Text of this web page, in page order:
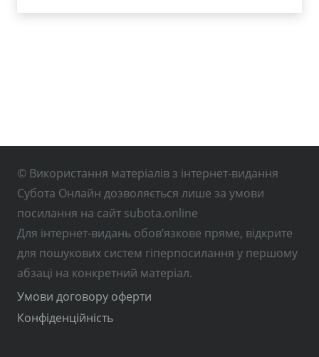
© Використання матеріалів з інтернет-видання
Субота Онлайн дозволяється лише за умови
посилання на сайт subota.online
Для інтернет-видань обов’язкове пряме, відкрите
для пошукових систем гіперпосилання у першому
абзаці на конкретний матеріал.
Умови договору оферти
Конфіденційність